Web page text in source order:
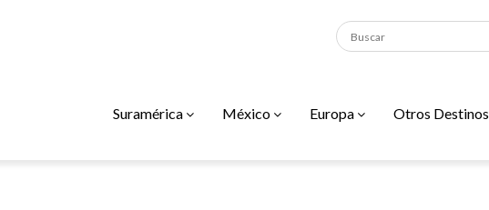
Suramérica México Europa Otros Destinos